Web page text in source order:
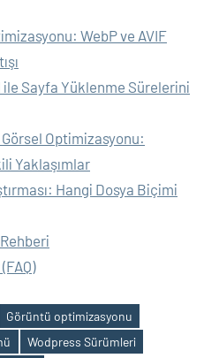
WebP ve AVIF
Sayfa Yüklenme Sürelerini
Optimizasyonu:
Yaklaşımlar
Hangi Dosya Biçimi
Görüntü optimizasyonu
Wodpress Sürümleri